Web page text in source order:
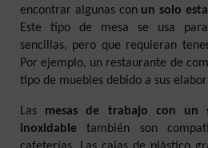
encontrar algunas con un solo
Este tipo de mesa se usa
sencillas, pero que requieran
Por ejemplo, un restaurante de
tipo de muebles debido a sus
Las mesas de trabajo con un
inoxidable también son